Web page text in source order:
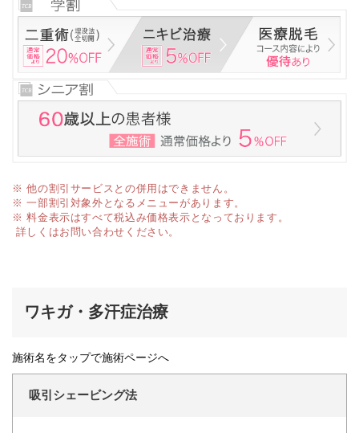
※ 他の割引サービスとの併用はできません。
※ 一部割引対象外となるメニューがあります。
※ 料金表示はすべて税込み価格表示となっております。
詳しくはお問い合わせください。
ワキガ・多汗症治療
施術名をタップで施術ページへ
吸引シェービング法